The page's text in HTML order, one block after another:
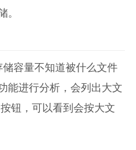
容量不知道被什么文件
能进行分析，会列出大文
钮，可以看到会按大文